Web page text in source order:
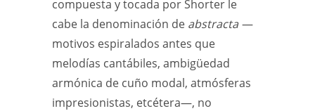
compuesta y tocada por Shorter le
cabe la denominación de abstracta —
motivos espiralados antes que
melodías cantábiles, ambigüedad
armónica de cuño modal, atmósferas
impresionistas, etcétera—, no